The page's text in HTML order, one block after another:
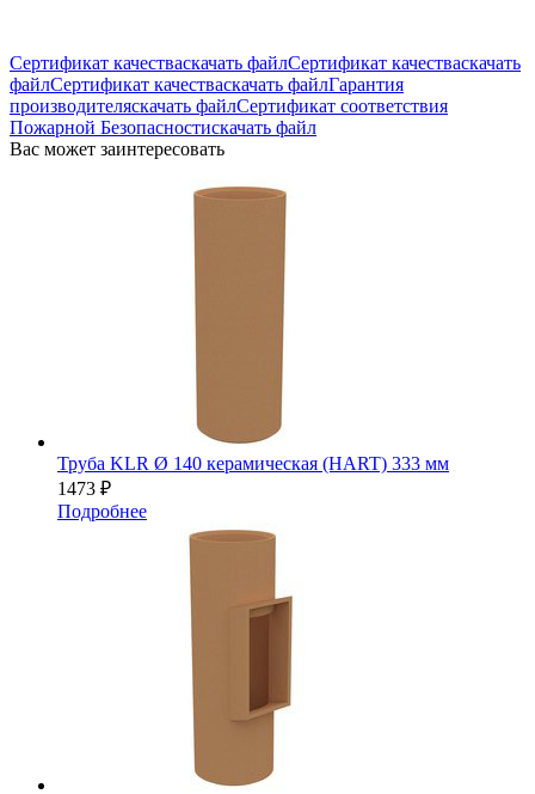
Сертификат качестваскачать файлСертификат качестваскачать
файлСертификат качестваскачать файлГарантия
производителяскачать файлСертификат соответствия
Пожарной Безопасностискачать файл
Вас может заинтересовать
Труба KLR Ø 140 керамическая (HART) 333 мм
1473 ₽
Подробнее